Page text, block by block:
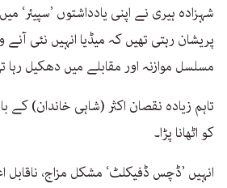
شہزادہ ہیری نے اپنی یادداشتوں ’سپیئر‘
پریشان رہتی تھیں کہ میڈیا انہیں نئی
مسلسل موازنہ اور مقابلے میں دھکیل رہا
تاہم زیادہ نقصان اکثر (شاہی خاندان) کے
کو اٹھانا پڑا۔
انہیں ’ڈچس ڈفیکلٹ‘ مشکل مزاج، ناقابل